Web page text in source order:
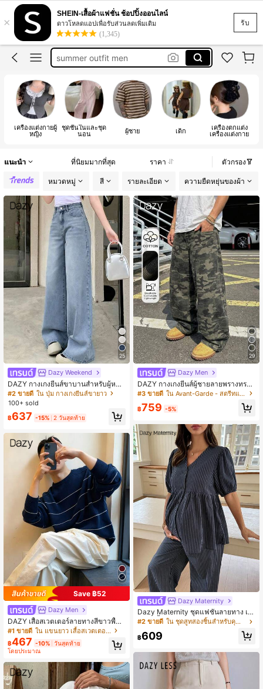
รับ
×
SHEIN-เสื้อผ้าแฟชั่น ช้อปปิ้งออนไลน์
ดาวโหลดแอปเพื่อรับส่วนลดเพิ่มเติม
(1,345)
สร้อยเข็มขัดแบบเท่ห์
เสื้อกางเกงเด็กผู้หญิง
summer outfit men
cat collar
สร้อยเข็มขัดแบบเท่ห์
เสื้อกางเกงเด็กผู้หญิง
เครื่องแต่งกายผู้
หญิง
ชุดชั้นในและชุด
นอน ผู้ชาย เด็ก เครื่องตกแต่ง
เครื่องแต่งกาย
แนะนำ ที่นิยมมากที่สุด ราคา ตัวกรอง
หมวดหมู่ สี รายละเอียด ความยืดหยุ่นของผ้า
25
Dazy Weekend
DAZY กางเกงยีนส์ขาบานสำหรับผู้หญิง
ลำลองใส่ทุกวัน ซักฟอก กระเป๋าเฉียง
สำหรับโรงเรียน
#2 ขายดี ใน ปุ่ม กางเกงยีนส์ขายาว
100+ sold
฿637 -15% 2 วันสุดท้าย
Save ฿52
Dazy Men
DAZY เสื้อสเวตเตอร์ลายทางสีขาวพื้นสี
กรมท่าสำหรับผู้ชาย, ฤดูใบไม้ร่วง
#1 ขายดี ใน แขนยาว เสื้อสเวตเตอร์ผู้ชาย
฿467 -10% วันสุดท้าย
โดยประมาณ
29
Dazy Men
DAZY กางเกงยีนส์ผู้ชายลายพรางทรงห
ลวมกระเป๋าเฉียงหลากสีสำหรับฤดูใบไม้
#3 ขายดี ใน Avant-Garde - สตรีทแวร์ฮิปฮอป กางเกงยีนส์ผู้ชาย
฿759 -5%
Dazy Maternity
Dazy Maternity ชุดแฟชั่นลายทาง เสื้
อแขนสั้นหลวม กางเกงขายาวลำลอง ชุ
ด 2 ชิ้นสำหรับใส่ประจำวัน ชุดคลุมท้อง
ฤดูร้อน
#2 ขายดี ใน ชุดสูทสองชิ้นสำหรับคุณแม่ตั้งครรภ์
฿609